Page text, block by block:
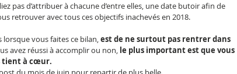
pas d’attribuer à chacune d’entre elles, une date butoir afin de
retrouver avec tous ces objectifs inachevés en 2018.
lorsque vous faites ce bilan, est de ne surtout pas rentrer dans
avez réussi à accomplir ou non, le plus important est que vous
tient à cœur.